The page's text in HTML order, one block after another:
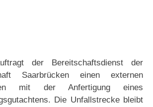
der Bereitschaftsdienst der
Saarbrücken einen externen
mit der Anfertigung eines
Die Unfallstrecke bleibt